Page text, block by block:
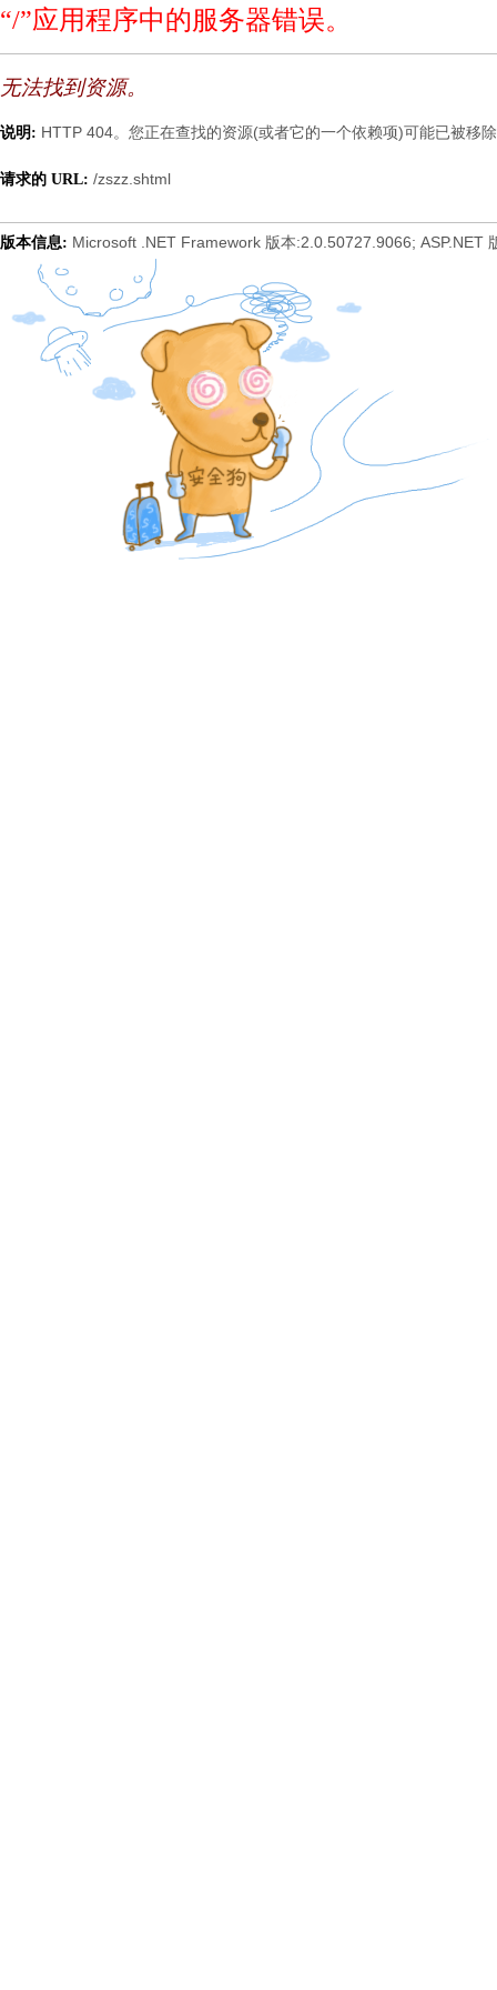
“/”应用程序中的服务器错误。
无法找到资源。
说明: HTTP 404。您正在查找的资源(或者它的一个依赖项)可能已被移
请求的 URL: /zszz.shtml
版本信息: Microsoft .NET Framework 版本:2.0.50727.9066; ASP.NET